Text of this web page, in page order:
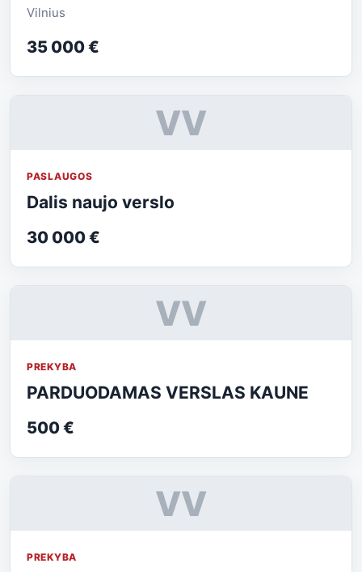
Vilnius
35 000 €
VV
PASLAUGOS
Dalis naujo verslo
30 000 €
VV
PREKYBA
PARDUODAMAS VERSLAS KAUNE
500 €
VV
PREKYBA